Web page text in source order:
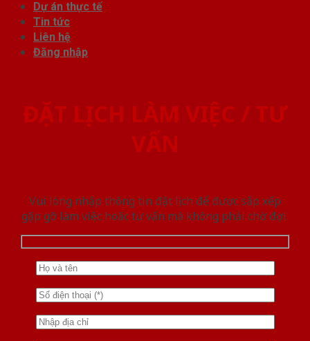
Dự án thực tế
Tin tức
Liên hệ
Đăng nhập
ĐẶT LỊCH LÀM VIỆC / TƯ
VẤN
Vui lòng nhập thông tin đặt lịch để được sắp xếp
gặp gỡ làm việc hoăc tư vấn mà không phải chờ đợi.